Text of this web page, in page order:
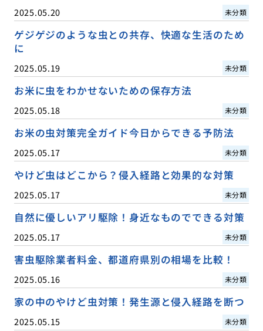
2025.05.20 未分類
ゲジゲジのような虫との共存、快適な生活のため
に
2025.05.19 未分類
お米に虫をわかせないための保存方法
2025.05.18 未分類
お米の虫対策完全ガイド今日からできる予防法
2025.05.17 未分類
やけど虫はどこから？侵入経路と効果的な対策
2025.05.17 未分類
自然に優しいアリ駆除！身近なものでできる対策
2025.05.17 未分類
害虫駆除業者料金、都道府県別の相場を比較！
2025.05.16 未分類
家の中のやけど虫対策！発生源と侵入経路を断つ
2025.05.15 未分類